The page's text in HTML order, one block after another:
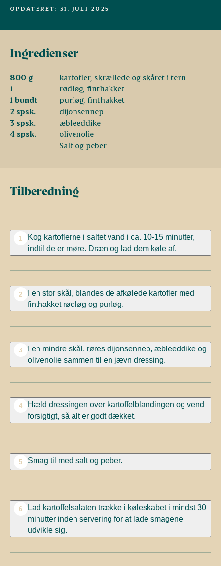
OPDATERET: 31. JULI 2025
Ingredienser
800 g
kartofler, skrællede og skåret i tern
1
rødløg, finthakket
1 bundt
purløg, finthakket
2 spsk.
dijonsennep
3 spsk.
æbleeddike
4 spsk.
olivenolie
Salt og peber
Tilberedning
1
Kog kartoflerne i saltet vand i ca. 10-15 minutter,
indtil de er møre. Dræn og lad dem køle af.
2
I en stor skål, blandes de afkølede kartofler med
finthakket rødløg og purløg.
3
I en mindre skål, røres dijonsennep, æbleeddike og
olivenolie sammen til en jævn dressing.
4
Hæld dressingen over kartoffelblandingen og vend
forsigtigt, så alt er godt dækket.
5 Smag til med salt og peber.
6
Lad kartoffelsalaten trække i køleskabet i mindst 30
minutter inden servering for at lade smagene
udvikle sig.